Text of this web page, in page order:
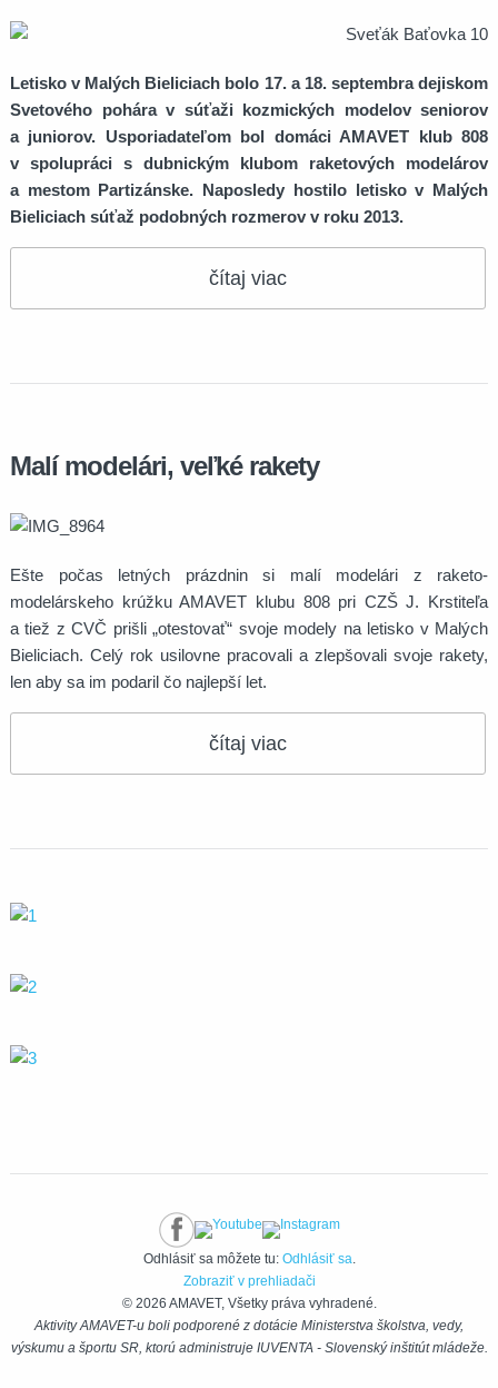
Letisko v Malých Bieliciach bolo 17. a 18. septembra dejiskom
Svetového pohára v súťaži kozmických modelov seniorov
a juniorov. Usporiadateľom bol domáci AMAVET klub 808
v spolupráci s dubnickým klubom raketových modelárov
a mestom Partizánske. Naposledy hostilo letisko v Malých
Bieliciach súťaž podobných rozmerov v roku 2013.
čítaj viac
Malí modelári, veľké rakety
Ešte počas letných prázdnin si malí modelári z raketo-
modelárskeho krúžku AMAVET klubu 808 pri CZŠ J. Krstiteľa
a tiež z CVČ prišli „otestovať“ svoje modely na letisko v Malých
Bieliciach. Celý rok usilovne pracovali a zlepšovali svoje rakety,
len aby sa im podaril čo najlepší let.
čítaj viac
Odhlásiť sa môžete tu: Odhlásiť sa.
Zobraziť v prehliadači
© 2026 AMAVET, Všetky práva vyhradené.
Aktivity AMAVET-u boli podporené z dotácie Ministerstva školstva, vedy,
výskumu a športu SR, ktorú administruje IUVENTA - Slovenský inštitút mládeže.